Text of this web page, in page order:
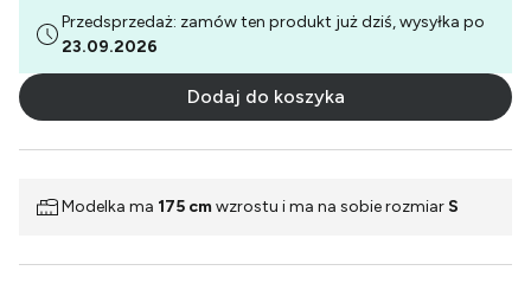
Przedsprzedaż: zamów ten produkt już dziś, wysyłka po
23.09.2026
Dodaj do koszyka
Modelka ma 175 cmwzrostu i ma na sobie rozmiar S